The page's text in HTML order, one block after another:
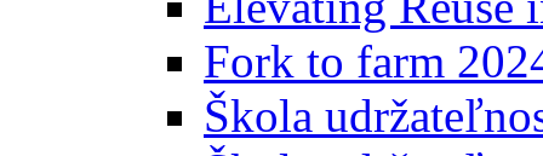
Fork to farm
Škola